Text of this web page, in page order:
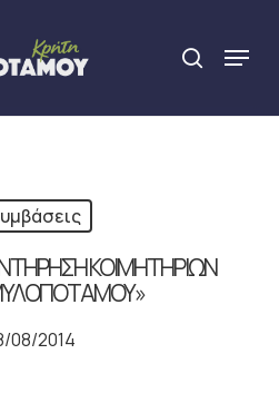
search
Menu
ΚΟΙΜΗΤΗΡΙΩΝ
08/2014
Close